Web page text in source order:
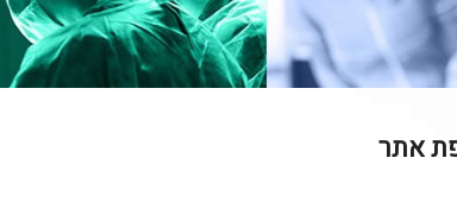
אתר